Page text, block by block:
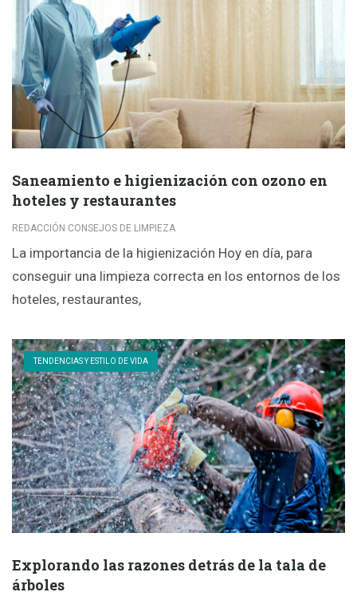
Saneamiento e higienización con ozono en
hoteles y restaurantes
REDACCIÓN CONSEJOS DE LIMPIEZA
La importancia de la higienización Hoy en día, para
conseguir una limpieza correcta en los entornos de los
hoteles, restaurantes,
TENDENCIAS Y ESTILO DE VIDA
Explorando las razones detrás de la tala de
árboles